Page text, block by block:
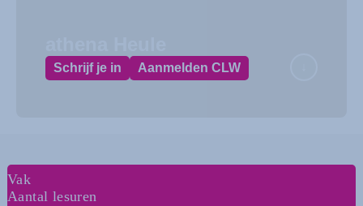
Schrijf je in Aanmelden CLW
Vak
Aantal lesuren